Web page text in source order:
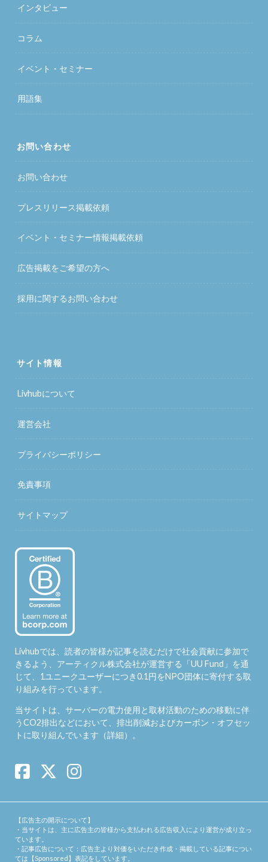
インタビュー
コラム
イベント・セミナー
用語集
お問い合わせ
お問い合わせ
プレスリリース掲載依頼
イベント・セミナー情報掲載依頼
広告掲載をご希望の方へ
採用に関するお問い合わせ
サイト情報
Livhubについて
運営会社
プライバシーポリシー
免責事項
サイトマップ
Livhubでは、読者の皆様が記事を読むだけで社会貢献に参加で
きるよう、アーティクル株式会社が運営する「UU Fund 」を通
じて、1ユニークユーザーにつき0.1円をNPO団体に寄付する取
り組みを行っています。
当サイトは、サーバーの電力使用と取材活動のための移動に伴
うCO2排出などにおいて、排出削減およびカーボン・オフセッ
トに取り組んでいます（詳細）。
【広告主の開示について】
・当サイトは、主に広告主の皆様から支払われる広告収入により運営が成り立っ
ています。
・記事広告について：広告主より対価をいただき作成・掲載している記事につい
ては【Sponsored】表記をしています。